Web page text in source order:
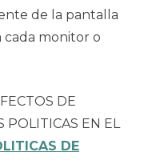
de la pantalla
cada monitor o
DE
POLITICAS EN EL
DE